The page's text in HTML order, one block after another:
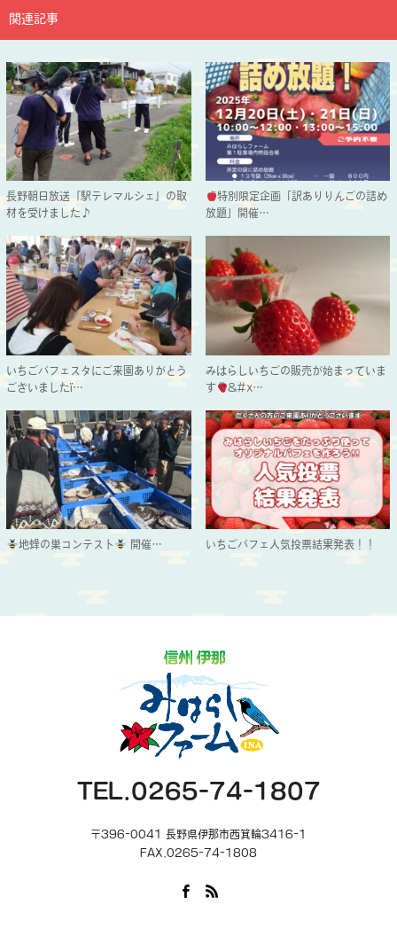
関連記事
長野朝日放送『駅テレマルシェ』の取
材を受けました♪
特別限定企画「訳ありりんごの詰め
放題」開催…
いちごパフェスタにご来園ありがとう
ございましたἵ…
みはらしいちごの販売が始まっていま
す
&#x…
地蜂の巣コンテスト 開催… いちごパフェ人気投票結果発表！！
TEL.0265-74-1807
〒396-0041 長野県伊那市西箕輪3416-1
FAX.0265-74-1808